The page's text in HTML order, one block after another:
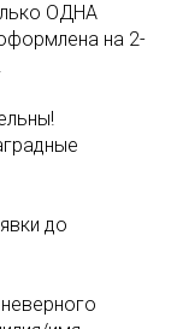
ОДНА
на 2-
до